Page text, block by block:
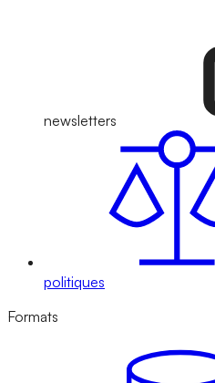
newsletters
politiques
Formats